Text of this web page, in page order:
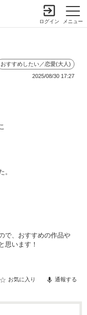
メニュー
ログイン
おすすめしたい／恋愛(大人)
2025/08/30 17:27
。
で、おすすめの作品や
思います！
お気に入り 通報する